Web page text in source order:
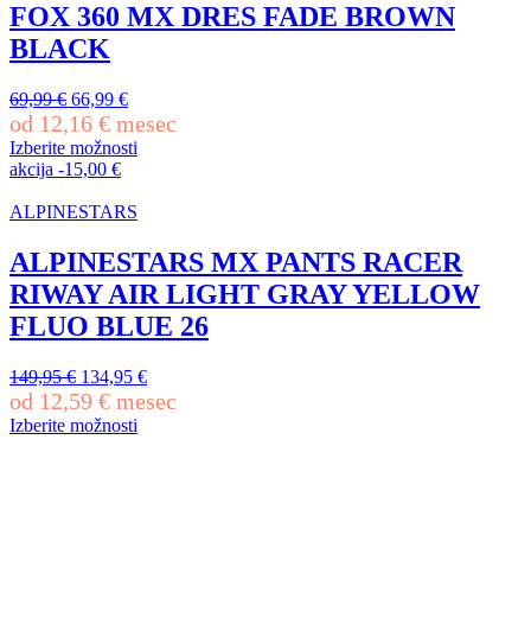
FOX 360 MX DRES FADE BROWN
BLACK
69,99€ Izvirna
cena
je
bila:
69,99 €.
66,99 €Trenutna
cena
je:
66,99 €.
od 12,16 € mesec
Izberite možnosti
Ta
ima
različic.
Možnosti
lahko
izberete
na
izdelka
akcija -15,00 €
ALPINESTARS
ALPINESTARS MX PANTS RACER
RIWAY AIR LIGHT GRAY YELLOW
FLUO BLUE 26
149,95€ Izvirna
cena
je
bila:
134,95 €Trenutna
cena
od 12,59 € mesec
Izberite možnosti